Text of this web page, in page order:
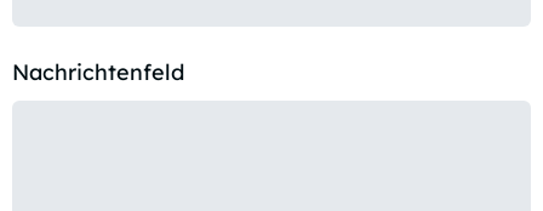
Nachrichtenfeld